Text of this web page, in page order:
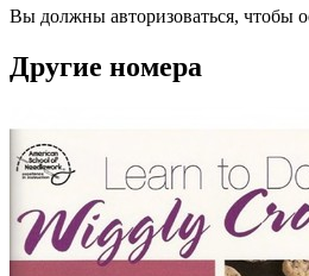
Вы должны авторизоваться, чтобы
Другие номера